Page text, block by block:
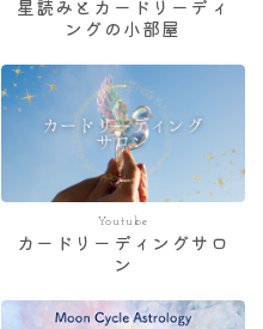
星読みとカードリーディ
ングの小部屋
Youtube
カードリーディングサロ
ン